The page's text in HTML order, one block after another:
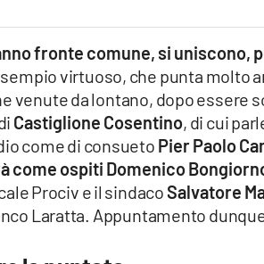
fronte comune, si uniscono,
virtuoso, che punta molto
venute da lontano, dopo essere
Castiglione Cosentino, di cui
come di consueto Pier Paolo
come ospiti Domenico
Prociv e il sindacoSalvatore
Laratta. Appuntamento